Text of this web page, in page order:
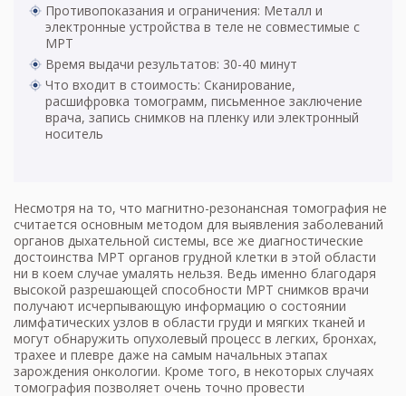
Противопоказания и ограничения: Металл и
электронные устройства в теле не совместимые с
МРТ
Время выдачи результатов: 30-40 минут
Что входит в стоимость: Сканирование,
расшифровка томограмм, письменное заключение
врача, запись снимков на пленку или электронный
носитель
Несмотря на то, что магнитно-резонансная томография не
считается основным методом для выявления заболеваний
органов дыхательной системы, все же диагностические
достоинства МРТ органов грудной клетки в этой области
ни в коем случае умалять нельзя. Ведь именно благодаря
высокой разрешающей способности МРТ снимков врачи
получают исчерпывающую информацию о состоянии
лимфатических узлов в области груди и мягких тканей и
могут обнаружить опухолевый процесс в легких, бронхах,
трахее и плевре даже на самым начальных этапах
зарождения онкологии. Кроме того, в некоторых случаях
томография позволяет очень точно провести